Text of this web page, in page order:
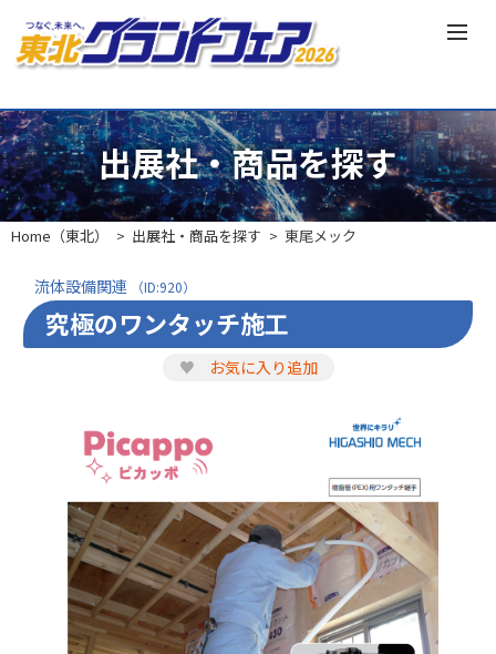
出展社・商品を探す
Home（東北） 出展社・商品を探す 東尾メック
流体設備関連 （ID:920）
究極のワンタッチ施工
♥ お気に入り追加